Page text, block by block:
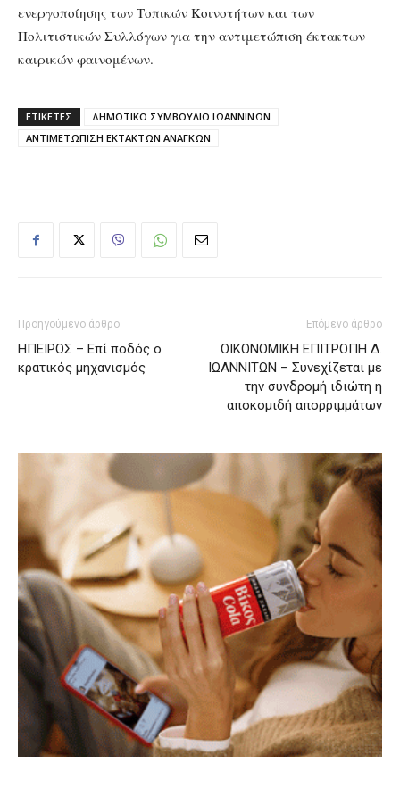
ενεργοποίησης των Τοπικών Κοινοτήτων και των
Πολιτιστικών Συλλόγων για την αντιμετώπιση έκτακτων
καιρικών φαινομένων.
ΕΤΙΚΕΤΕΣ
ΔΗΜΟΤΙΚΟ ΣΥΜΒΟΥΛΙΟ ΙΩΑΝΝΙΝΩΝ
ΑΝΤΙΜΕΤΩΠΙΣΗ ΕΚΤΑΚΤΩΝ ΑΝΑΓΚΩΝ
Προηγούμενο άρθρο
ΗΠΕΙΡΟΣ – Επί ποδός ο
κρατικός μηχανισμός
Επόμενο άρθρο
ΟΙΚΟΝΟΜΙΚΗ ΕΠΙΤΡΟΠΗ Δ.
ΙΩΑΝΝΙΤΩΝ – Συνεχίζεται με
την συνδρομή ιδιώτη η
αποκομιδή απορριμμάτων